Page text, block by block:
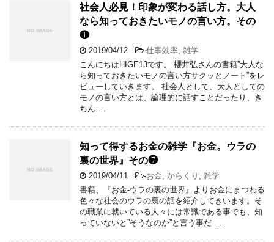
社会人必見！印象が変わる話し方。大人
なら知っておきたいモノの言い方。その
❶
2019/04/12 -仕事効率 雑学
こんにちはHIGE13です。 櫻井弘さんの書籍”大人な
ら知っておきたいモノの言い方サクッとノート”をレ
ビューしていきます。 社会人として、大人としての
モノの言い方とは、論理的に話すことだったり、き
ちん …
知って得するお金の雑学『お金。ウラの
裏の世界』その❼
2019/04/11 -お金 からくり
雑学
書籍、『お金-ウラの裏の世界』よりお金にまつわる
色々な社会のウラの裏の話を紹介してきいます。そ
の職業に就いている人々には常識である事でも、知
っていないと”そうなのか”と言う事だ …